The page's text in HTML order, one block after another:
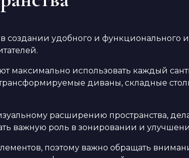
удобного и функционального
использовать каждый
диваны, складные
расширению пространства,
важную роль в зонировании и
поэтому важно обращать